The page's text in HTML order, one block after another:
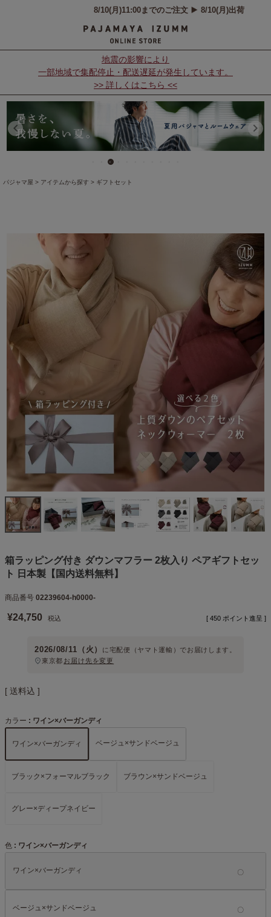
地震の影響により
一部地域で集配停止・配送遅延が発生しています。
>> 詳しくはこちら <<
パジャマ屋 アイテムから探す ギフトセット
箱ラッピング付き ダウンマフラー 2枚入り ペアギフトセッ
ト 日本製【国内送料無料】
商品番号 02239604-h0000-
¥24,750 税込 [ 450 ポイント進呈 ]
2026/08/11（火） に 宅配便（ヤマト運輸） でお届けします。
東京都 お届け先を変更
送料込
色 ワイン×バーガンディ
ワイン×バーガンディ
ベージュ×サンドベージュ
カラー ワイン×バーガンディ
ワイン×バーガンディ ベージュ×サンドベージュ
ブラック×フォーマルブラック ブラウン×サンドベージュ
グレー×ディープネイビー